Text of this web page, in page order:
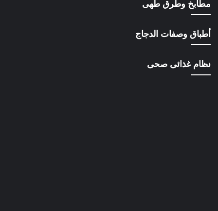
مطابخ وطرق طهى
أطباق وصفات الدجاج
نظام غذائى صحى